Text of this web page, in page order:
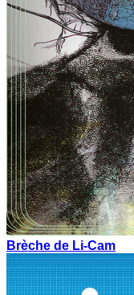
Brèche de Li-Cam